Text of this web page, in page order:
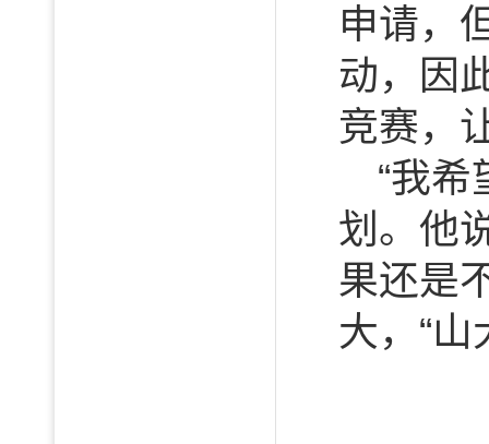
申请，
动，因
竞赛，
“我
划。他
果还是
大，“